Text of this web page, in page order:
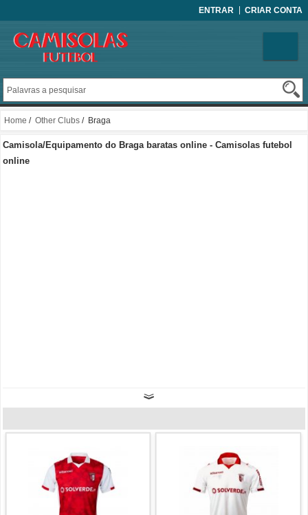
ENTRAR CRIAR CONTA
Home / Other Clubs / Braga
Camisola/Equipamento do Braga baratas online - Camisolas futebol
online